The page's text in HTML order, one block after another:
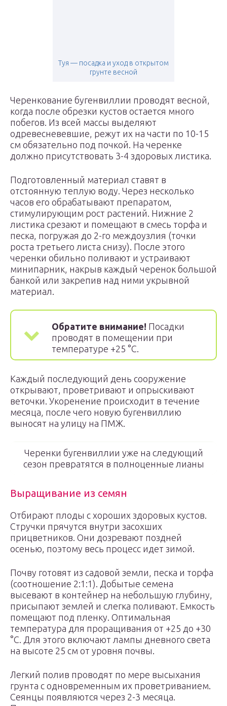
Туя — посадка и уход в открытом
грунте весной
Черенкование бугенвиллии проводят весной,
когда после обрезки кустов остается много
побегов. Из всей массы выделяют
одревесневевшие, режут их на части по 10-15
см обязательно под почкой. На черенке
должно присутствовать 3-4 здоровых листика.
Подготовленный материал ставят в
отстоянную теплую воду. Через несколько
часов его обрабатывают препаратом,
стимулирующим рост растений. Нижние 2
листика срезают и помещают в смесь торфа и
песка, погружая до 2-го междоузлия (точки
роста третьего листа снизу). После этого
черенки обильно поливают и устраивают
минипарник, накрыв каждый черенок большой
банкой или закрепив над ними укрывной
материал.
Обратите внимание! Посадки
проводят в помещении при
температуре +25 °C.
Каждый последующий день сооружение
открывают, проветривают и опрыскивают
веточки. Укоренение происходит в течение
месяца, после чего новую бугенвиллию
выносят на улицу на ПМЖ.
Черенки бугенвиллии уже на следующий
сезон превратятся в полноценные лианы
Выращивание из семян
Отбирают плоды с хороших здоровых кустов.
Стручки прячутся внутри засохших
прицветников. Они дозревают поздней
осенью, поэтому весь процесс идет зимой.
Почву готовят из садовой земли, песка и торфа
(соотношение 2:1:1). Добытые семена
высевают в контейнер на небольшую глубину,
присыпают землей и слегка поливают. Емкость
помещают под пленку. Оптимальная
температура для проращивания от +25 до +30
°C. Для этого включают лампы дневного света
на высоте 25 см от уровня почвы.
Легкий полив проводят по мере высыхания
грунта с одновременным их проветриванием.
Сеянцы появляются через 2-3 месяца.